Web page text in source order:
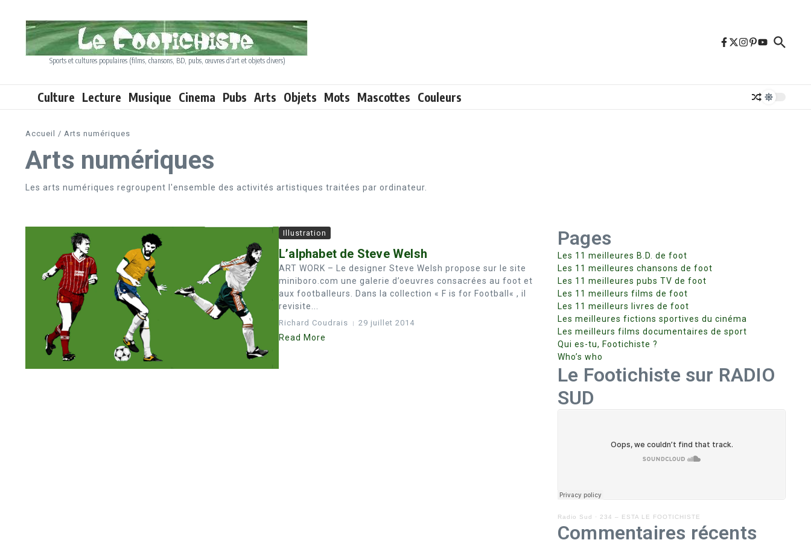
Sports et cultures populaires (films, chansons, BD, pubs, œuvres d'art et objets divers)
Culture Lecture Musique Cinema Pubs Arts Objets Mots Mascottes Couleurs
Accueil / Arts numériques
Arts numériques
Les arts numériques regroupent l'ensemble des activités artistiques traitées par ordinateur.
Illustration
L’alphabet de Steve Welsh
ART WORK – Le designer Steve Welsh propose sur le site
miniboro.com une galerie d’oeuvres consacrées au foot et
aux footballeurs. Dans la collection « F is for Football« , il
revisite...
Richard Coudrais 29 juillet 2014
Read More
Pages
Les 11 meilleures B.D. de foot
Les 11 meilleures chansons de foot
Les 11 meilleures pubs TV de foot
Les 11 meilleurs films de foot
Les 11 meilleurs livres de foot
Les meilleures fictions sportives du cinéma
Les meilleurs films documentaires de sport
Qui es-tu, Footichiste ?
Who’s who
Le Footichiste sur RADIO
SUD
Radio Sud · 234 – ESTA LE FOOTICHISTE
Commentaires récents